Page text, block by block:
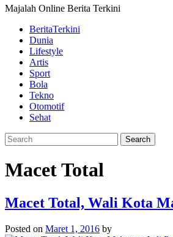
Majalah Online Berita Terkini
BeritaTerkini
Dunia
Lifestyle
Artis
Sport
Bola
Tekno
Otomotif
Sehat
Macet Total
Macet Total, Wali Kota
Posted on Maret 1, 2016 by